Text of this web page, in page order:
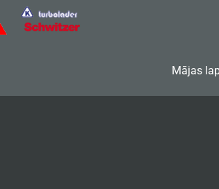
Mājas